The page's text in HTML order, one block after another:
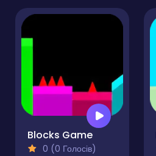
Blocks Game
0 (0 Голосів)